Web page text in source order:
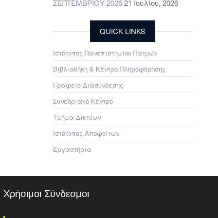
ΣΕΠΤΕΜΒΡΙΟΥ 2026 21 Ιουλίου, 2026
QUICK LINKS
Ιστότοπος Πανεπιστημίου Πατρών
Βιβλιοθήκη & Κέντρο Πληροφόρησης
Γραφείο Διασύνδεσης
Συνεδριακό Κέντρο
Τμήμα Δικτύων
Ιστότοπος Αποφοίτων
Εργαστήρια
Χρήσιμοι Σύνδεσμοι